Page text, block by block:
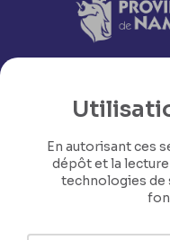
En autorisant ces
dépôt et la
technologies de